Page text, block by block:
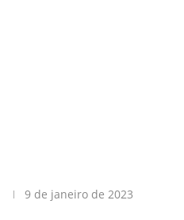
9 de janeiro de 2023